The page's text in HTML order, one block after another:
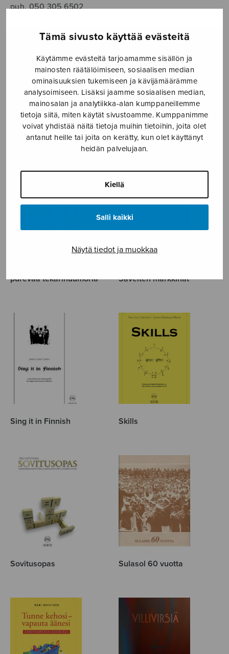
Tämä sivusto käyttää evästeitä
Käytämme evästeitä tarjoamamme sisällön ja
mainosten räätälöimiseen, sosiaalisen median
ominaisuuksien tukemiseen ja kävijämäärämme
analysoimiseen. Lisäksi jaamme sosiaalisen median,
mainosalan ja analytiikka-alan kumppaneillemme
tietoja siitä, miten käytät sivustoamme. Kumppanimme
voivat yhdistää näitä tietoja muihin tietoihin, joita olet
antanut heille tai joita on kerätty, kun olet käyttänyt
heidän palvelujaan.
Kiellä
Salli kaikki
Näytä tiedot ja muokkaa
puh. 050 305 6502
Nuottikauppa Kirjat Sivu 3
KIRJAT
purevaa tekarihuumoria Sävelten markkinat
Sing it in Finnish Skills
Sovitusopas Sulasol 60 vuotta